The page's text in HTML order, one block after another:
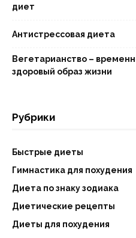
диет
Антистрессовая диета
Вегетарианство –
здоровый образ жизни
Рубрики
Быстрые диеты
Гимнастика для похудения
Диета по знаку зодиака
Диетические рецепты
Диеты для похудения